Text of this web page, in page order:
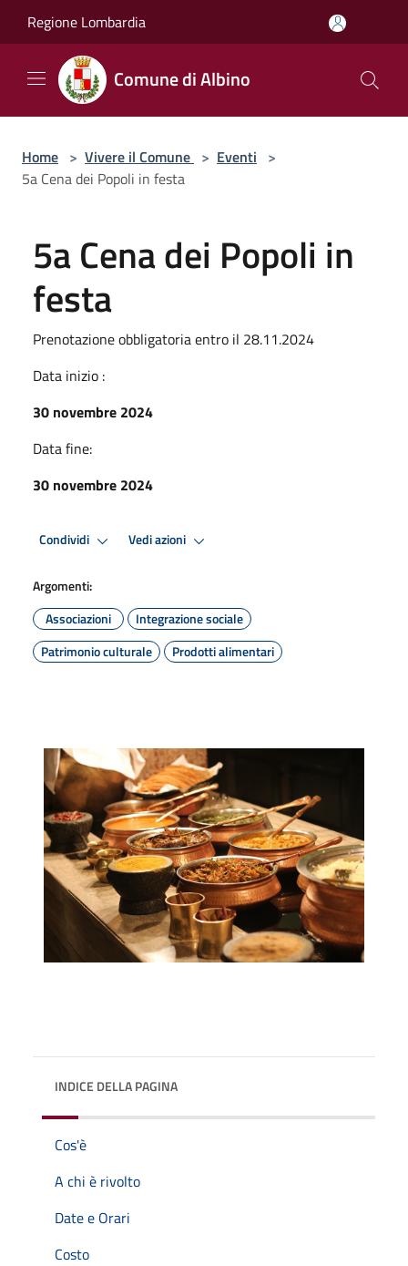
Regione Lombardia
Comune di Albino
Home > Vivere il Comune > Eventi >
5a Cena dei Popoli in festa
5a Cena dei Popoli in
festa
Prenotazione obbligatoria entro il 28.11.2024
Data inizio :
30 novembre 2024
Data fine:
30 novembre 2024
Condividi Vedi azioni
Argomenti:
Associazioni
Integrazione sociale
Patrimonio culturale
Prodotti alimentari
INDICE DELLA PAGINA
Cos'è
A chi è rivolto
Date e Orari
Costo